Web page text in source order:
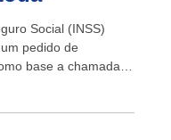
Social (INSS)
pedido de
base a chamada